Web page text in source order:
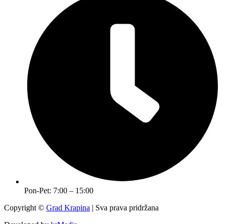
Pon-Pet: 7:00 – 15:00
Copyright © Grad Krapina | Sva prava pridržana